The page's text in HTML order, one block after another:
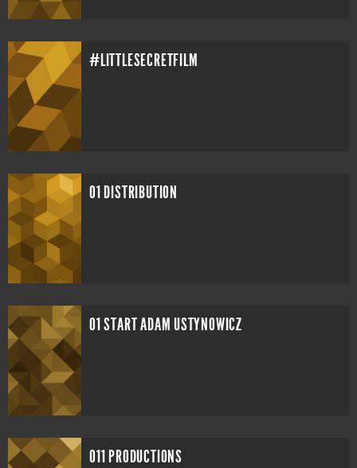
#LITTLESECRETFILM
01 DISTRIBUTION
01 START ADAM USTYNOWICZ
011 PRODUCTIONS